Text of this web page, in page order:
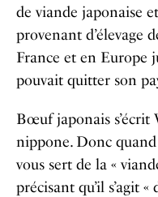
de viande japonaise
provenant d’élevage
France et en Europe
pouvait quitter son
Bœuf japonais s’écrit
nippone. Donc
vous sert de la «
précisant qu’il s’agit